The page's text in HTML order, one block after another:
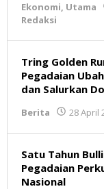
Ekonomi, Utama
Redaksi
Tring Golden
Pegadaian
dan Salurkan
Berita 28 April
Satu Tahun
Pegadaian
Nasional